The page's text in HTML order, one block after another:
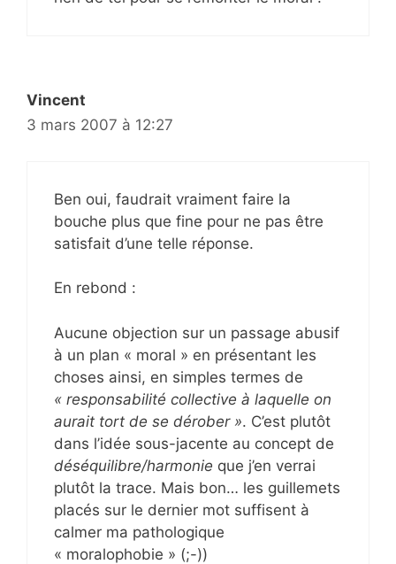
Vincent
3 mars 2007 à 12:27
Ben oui, faudrait vraiment faire la
bouche plus que fine pour ne pas être
satisfait d’une telle réponse.
En rebond :
Aucune objection sur un passage abusif
à un plan « moral » en présentant les
choses ainsi, en simples termes de
« responsabilité collective à laquelle on
aurait tort de se dérober ». C’est plutôt
dans l’idée sous-jacente au concept de
déséquilibre/harmonie que j’en verrai
plutôt la trace. Mais bon… les guillemets
placés sur le dernier mot suffisent à
calmer ma pathologique
« moralophobie » (;-))